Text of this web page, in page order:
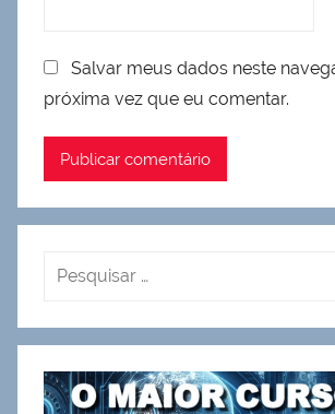
Salvar meus dados neste
próxima vez que eu comentar.